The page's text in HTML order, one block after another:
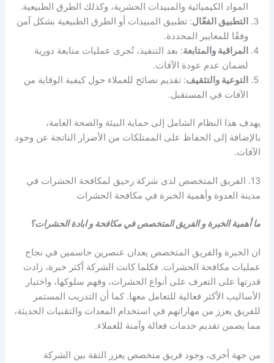
المواد الكيميائية والمبيدات الحشرية، وكذلك الطرق الطبيعية.
التطبيق الفعّال: تطبيق المبيدات أو الطرق الطبيعية بشكل آمن
وفقًا للمعايير المحددة.
المراقبة والمتابعة: بعد التنفيذ، تُجرى عمليات متابعة دورية
لضمان عدم عودة الآفات.
التوعية والتثقيف: تقديم نصائح للعملاء حول كيفية الوقاية من
الآفات في المستقبل.
يهدف هذا النظام الشامل إلى حماية البيئة والصحة العامة،
بالإضافة إلى الحفاظ على الممتلكات من الأضرار الناتجة عن وجود
الآفات.
13. الفريق المتخصص لدى شركة رحيق لمكافحة الحشرات في
مدينة العدوة وأهمية الخبرة في مكافحة الحشرات
ما أهمية الخبرة و الفريق المتخصص في مكافحة و ابادة الحشرات؟
ان الخبرة والفريق المتخصص يعدان عنصرين حاسمين في نجاح
عمليات مكافحة الحشرات. فكلما كانت الشركة أكثر خبرة، زادت
قدرتها على التعرف على أنواع الحشرات، وفهم سلوكها، واختيار
الأساليب الأكثر فعالية للتعامل معها. كما أن التدريب المستمر
للفريق يعزز من مهاراتهم في استخدام المعدات والتقنيات الحديثة،
مما يضمن تقديم خدمات فعالة وآمنة للعملاء.
من جهة أخرى، وجود فريق متخصص يعزز الثقة بين الشركة